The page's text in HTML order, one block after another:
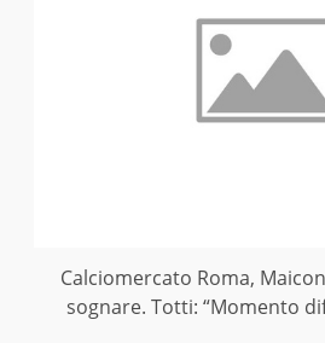
Calciomercato Roma,
sognare. Totti: “Momento